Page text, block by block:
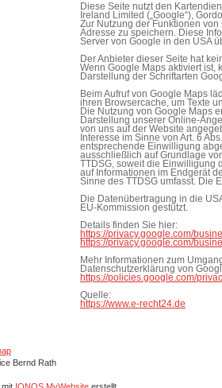
Diese Seite nutzt den
Ireland Limited („Google“),
Zur Nutzung der Funktionen
Adresse zu speichern. Diese
Server von Google in den USA
Der Anbieter dieser Seite hat
Wenn Google Maps aktiviert ist,
Darstellung der Schriftarten
Beim Aufruf von Google Maps
ihren Browsercache, um Texte
Die Nutzung von Google Maps
Darstellung unserer Online-
von uns auf der Website
Interesse im Sinne von Art. 6
entsprechende Einwilligung
ausschließlich auf Grundlage
TTDSG, soweit die Einwilligung
auf Informationen im Endgerät
Sinne des TTDSG umfasst. Die
Die Datenübertragung in die
EU-Kommission gestützt.
Details finden Sie hier:
https://privacy.google.com/
https://privacy.google.com/
Mehr Informationen zum
Datenschutzerklärung von
https://policies.google.com/
Quelle:
https://www.e-recht24.de
Bernd Rath